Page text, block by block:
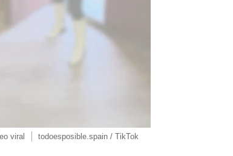
viral todoesposible.spain / TikTok